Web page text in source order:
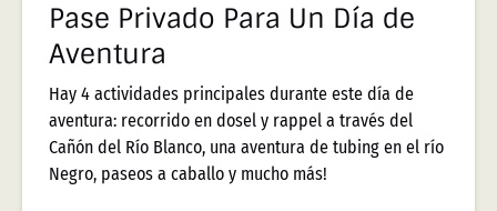
Pase Privado Para Un Día de
Aventura
Hay 4 actividades principales durante este día de
aventura: recorrido en dosel y rappel a través del
Cañón del Río Blanco, una aventura de tubing en el río
Negro, paseos a caballo y mucho más!